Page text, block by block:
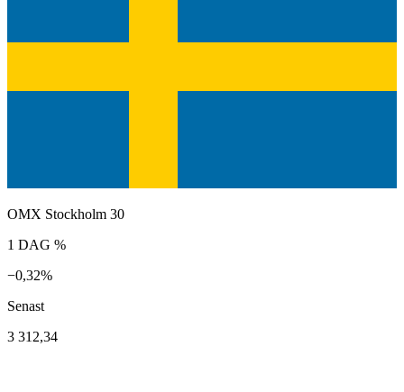
OMX Stockholm 30
1 DAG %
−0,32%
Senast
3 312,34